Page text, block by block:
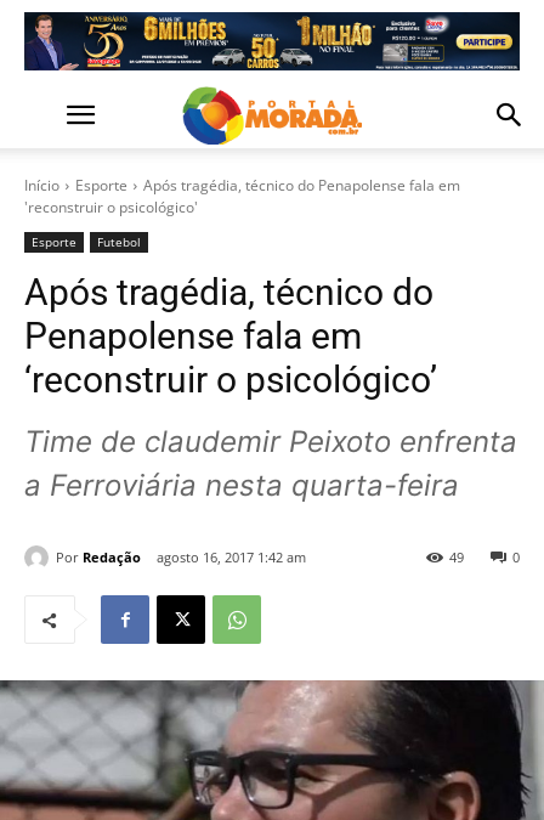
Início Esporte
Após tragédia, técnico do Penapolense fala em
'reconstruir o psicológico'
Esporte Futebol
Após tragédia, técnico do
Penapolense fala em
‘reconstruir o psicológico’
Time de claudemir Peixoto enfrenta
a Ferroviária nesta quarta-feira
Por Redação agosto 16, 2017 1:42 am 0
49